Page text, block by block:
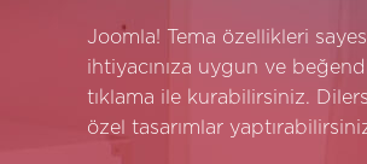
Joomla! Tema özellikleri
ihtiyacınıza uygun ve
tıklama ile kurabilirsiniz.
özel tasarımlar